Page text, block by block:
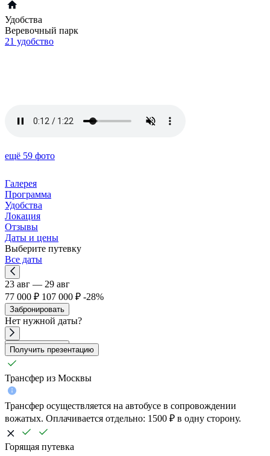
Удобства
Веревочный парк
21 удобство
ещё 59 фото
Галерея
Программа
Удобства
Локация
Отзывы
Даты и цены
Выберите путевку
Все даты
23 авг — 29 авг
77 000 ₽ 107 000 ₽ -28%
Забронировать
Нет нужной даты?
Забронировать
Получить презентацию
Трансфер из Москвы
Трансфер осуществляется на автобусе в сопровождении
вожатых. Оплачивается отдельно: 1500 ₽ в одну сторону.
Горящая путевка